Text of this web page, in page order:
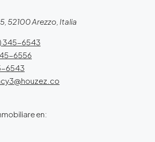
52100 Arezzo, Italia
345-6543
6556
6543
en: